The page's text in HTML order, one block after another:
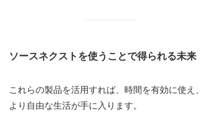
ソースネクストを使うことで得られる未来
これらの製品を活用すれば、時間を有効に使え、
より自由な生活が手に入ります。